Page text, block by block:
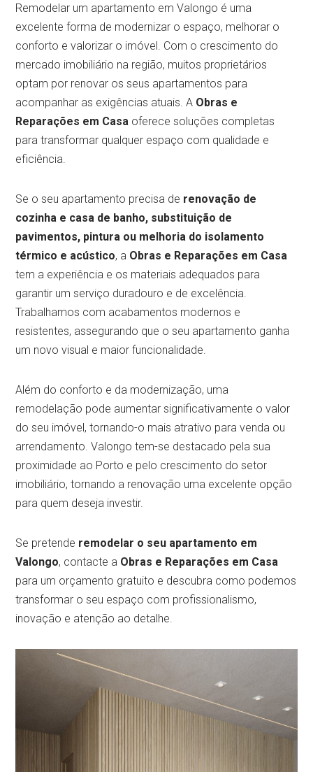
Remodelar um apartamento em Valongo é uma
excelente forma de modernizar o espaço, melhorar o
conforto e valorizar o imóvel. Com o crescimento do
mercado imobiliário na região, muitos proprietários
optam por renovar os seus apartamentos para
acompanhar as exigências atuais. A Obras e
Reparações em Casa oferece soluções completas
para transformar qualquer espaço com qualidade e
eficiência.
Se o seu apartamento precisa de renovação de
cozinha e casa de banho, substituição de
pavimentos, pintura ou melhoria do isolamento
térmico e acústico, a Obras e Reparações em Casa
tem a experiência e os materiais adequados para
garantir um serviço duradouro e de excelência.
Trabalhamos com acabamentos modernos e
resistentes, assegurando que o seu apartamento ganha
um novo visual e maior funcionalidade.
Além do conforto e da modernização, uma
remodelação pode aumentar significativamente o valor
do seu imóvel, tornando-o mais atrativo para venda ou
arrendamento. Valongo tem-se destacado pela sua
proximidade ao Porto e pelo crescimento do setor
imobiliário, tornando a renovação uma excelente opção
para quem deseja investir.
Se pretende remodelar o seu apartamento em
Valongo, contacte a Obras e Reparações em Casa
para um orçamento gratuito e descubra como podemos
transformar o seu espaço com profissionalismo,
inovação e atenção ao detalhe.